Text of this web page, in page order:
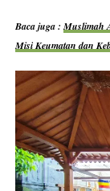
Baca juga :Muslimah
Misi Keumatan dan